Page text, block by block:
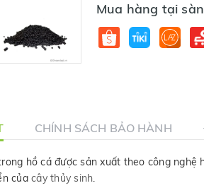
Mua hàng tại
CHÍNH SÁCH BẢO HÀNH
hồ cá được sản xuất theo công
của cây thủy sinh.